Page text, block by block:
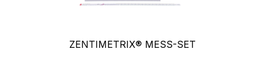
ZENTIMETRIX® MESS-SET